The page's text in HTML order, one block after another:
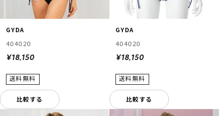
GYDA
404020
¥18,150
比較する
GYDA
404020
¥18,150
比較する